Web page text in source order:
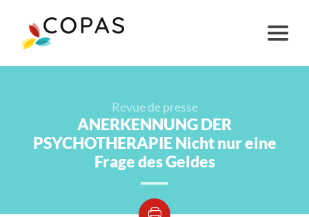
Revue de presse
ANERKENNUNG DER
PSYCHOTHERAPIE Nicht nur eine
Frage des Geldes